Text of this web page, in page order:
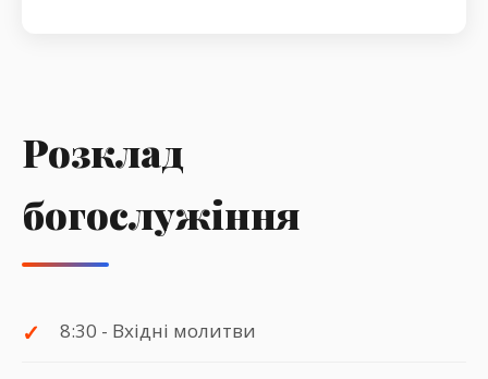
Розклад
богослужіння
8:30 - Вхідні молитви